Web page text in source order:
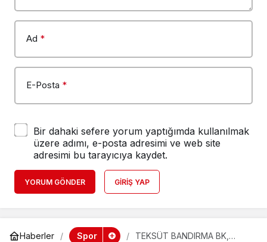
Ad *
E-Posta *
Bir dahaki sefere yorum yaptığımda kullanılmak
üzere adımı, e-posta adresimi ve web site
adresimi bu tarayıcıya kaydet.
YORUM GÖNDER GIRIŞ YAP
Haberler Spor
TEKSÜT BANDIRMA BK,